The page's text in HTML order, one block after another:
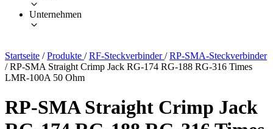
Unternehmen
Startseite / Produkte / RF-Steckverbinder/ RP-SMA-Steckverbinder
/ RP-SMA Straight Crimp Jack RG-174 RG-188 RG-316 Times
LMR-100A 50 Ohm
RP-SMA Straight Crimp Jack